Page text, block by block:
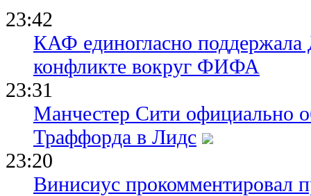
23:42
КАФ единогласно
конфликте вокруг ФИФА
23:31
Манчестер Сити официально
Траффорда в Лидс
23:20
Винисиус прокомментировал